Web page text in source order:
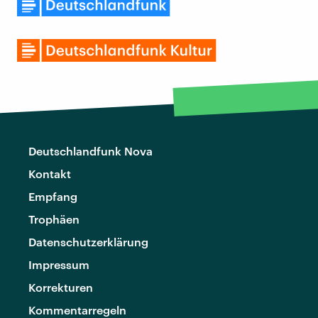
Deutschlandfunk Nova
Kontakt
Empfang
Trophäen
Datenschutzerklärung
Impressum
Korrekturen
Kommentarregeln